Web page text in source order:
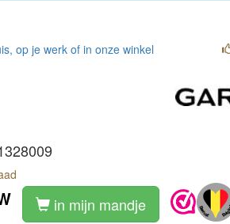
op je werk of in onze winkel
in mijn mandje